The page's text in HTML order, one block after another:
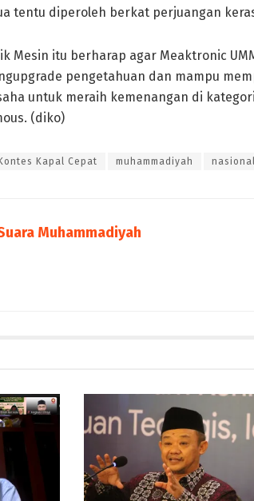
tentu diperoleh berkat perjuangan
Mesin itu berharap agar Meaktronic
pengetahuan dan mampu
untuk meraih kemenangan di
(diko)
Kapal Cepat muhammadiyah nasional
Muhammadiyah